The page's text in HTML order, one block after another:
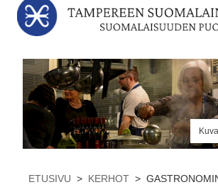
ETUSIVU > KERHOT >